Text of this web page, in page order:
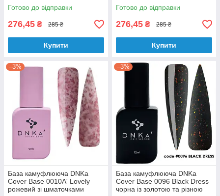
Готово до відправки
276,45 ₴ 285 ₴
Купити
Готово до відправки
276,45 ₴ 285 ₴
Купити
–3%
База камуфлююча DNKa
Cover Base 0010A' Lovely
рожевий зі шматочками
–3%
База камуфлююча DNKa
Cover Base 0096 Black Dress
чорна із золотою та різною